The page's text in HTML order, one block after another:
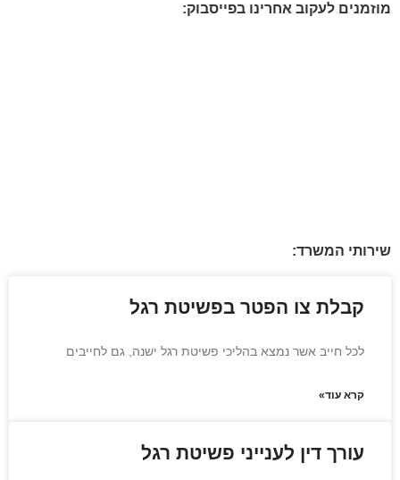
מוזמנים לעקוב אחרינו בפייסבוק:
שירותי המשרד:
קבלת צו הפטר בפשיטת רגל
לכל חייב אשר נמצא בהליכי פשיטת רגל ישנה, גם לחייבים
קרא עוד»
עורך דין לענייני פשיטת רגל